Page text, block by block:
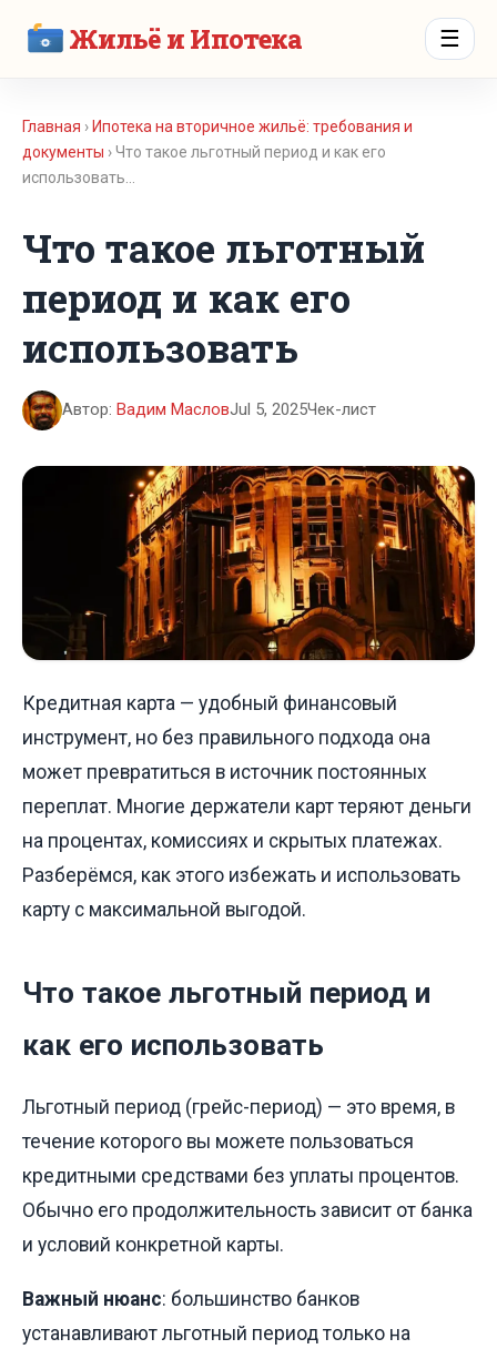
Жильё и Ипотека ☰
Главная › Ипотека на вторичное жильё: требования и
документы › Что такое льготный период и как его
использовать…
Что такое льготный
период и как его
использовать
Автор: Вадим МасловJul 5, 2025Чек-лист
Кредитная карта — удобный финансовый
инструмент, но без правильного подхода она
может превратиться в источник постоянных
переплат. Многие держатели карт теряют деньги
на процентах, комиссиях и скрытых платежах.
Разберёмся, как этого избежать и использовать
карту с максимальной выгодой.
Что такое льготный период и
как его использовать
Льготный период (грейс-период) — это время, в
течение которого вы можете пользоваться
кредитными средствами без уплаты процентов.
Обычно его продолжительность зависит от банка
и условий конкретной карты.
Важный нюанс: большинство банков
устанавливают льготный период только на